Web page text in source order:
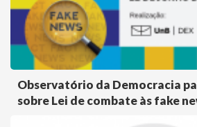
Observatório da Democracia
sobre Lei de combate às fake